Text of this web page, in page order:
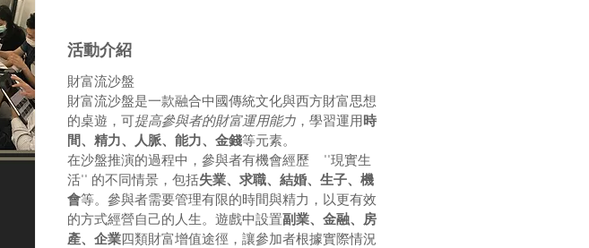
活動介紹
財富流沙盤
財富流沙盤是一款融合中國傳統文化與西方財富思想
的桌遊，可提高參與者的財富運用能力 ，學習運用時
間、精力、人脈、能力、金錢等元素。
在沙盤推演的過程中，參與者有機會經歷 ''現實生
活'' 的不同情景，包括失業、求職、結婚、生子、機
會等。參與者需要管理有限的時間與精力，以更有效
的方式經營自己的人生。遊戲中設置副業、金融、房
產、企業四類財富增值途徑，讓參加者根據實際情況